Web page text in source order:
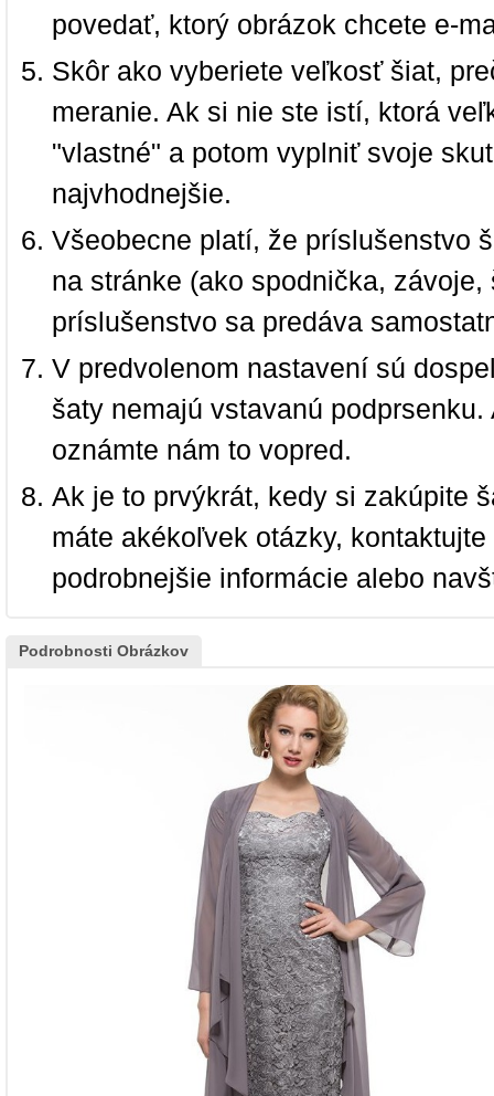
povedať, ktorý obrázok chcete e-
Skôr ako vyberiete veľkosť šiat,
meranie. Ak si nie ste istí, ktorá
"vlastné" a potom vyplniť svoje
najvhodnejšie.
Všeobecne platí, že príslušenstvo
na stránke (ako spodnička,
príslušenstvo sa predáva
V predvolenom nastavení sú
šaty nemajú vstavanú
oznámte nám to vopred.
Ak je to prvýkrát, kedy si zakúpite
máte akékoľvek otázky,
podrobnejšie informácie alebo
Podrobnosti Obrázkov